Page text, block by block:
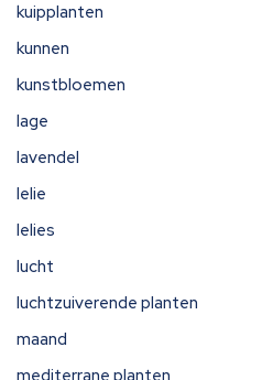
kuipplanten
kunnen
kunstbloemen
lage
lavendel
lelie
lelies
lucht
luchtzuiverende planten
maand
mediterrane planten